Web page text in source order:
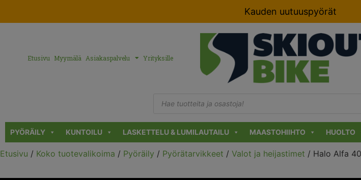
Kauden uutuuspyörät
Etusivu Myymälä Asiakaspalvelu Yrityksille
PYÖRÄILY KUNTOILU LASKETTELU & LUMILAUTAILU MAASTOHIIHTO HUOLTO
Etusivu / Koko tuotevalikoima / Pyöräily / Pyörätarvikkeet / Valot ja heijastimet / Halo Alfa